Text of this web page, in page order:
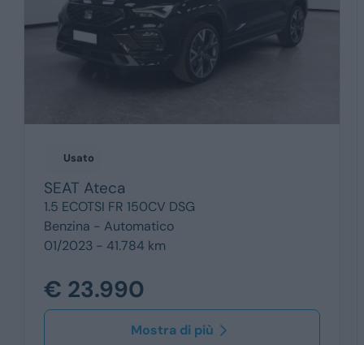
Usato
SEAT Ateca
1.5 ECOTSI FR 150CV DSG
Benzina - Automatico
01/2023 - 41.784 km
€ 23.990
Mostra di più